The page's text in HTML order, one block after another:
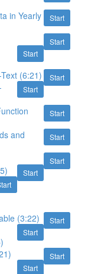
Start
in Yearly
Start
Start
Start
(6:21)
Start
Start
Start
and
Start
Start
Start
(3:22)
Start
Start
Start